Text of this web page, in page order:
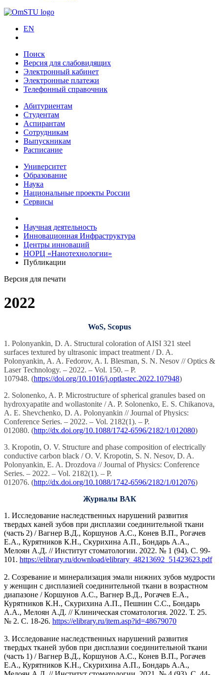
EN
Поиск
Версия для слабовидящих
Электронный кабинет
Электронные платежи
Телефонный справочник
Абитуриентам
Студентам
Аспирантам
Сотрудникам
Выпускникам
Расписание
Университет
Образование
Наука
Национальные проекты России
Сервисы
Научная деятельность
Инновационная Инфраструктура
Центры инноваций
НОРЦ «Нанотехнологии»
Публикации
Версия для печати
2022
WoS, Scopus
1. Polonyankin, D. A. Structural coloration of AISI 321 steel
surfaces textured by ultrasonic impact treatment / D. A.
Polonyankin, A. A. Fedorov, A. I. Blesman, S. N. Nesov // Optics &
Laser Technology. – 2022. – Vol. 150. – P.
107948. (https://doi.org/10.1016/j.optlastec.2022.107948)
2. Solonenko, A. P. Microstructure of spherical granules based on
hydroxyapatite and wollastonite / A. P. Solonenko, E. S. Chikanova,
A. E. Shevchenko, D. A. Polonyankin // Journal of Physics:
Conference Series. – 2022. – Vol. 2182(1). – P.
012080. (http://dx.doi.org/10.1088/1742-6596/2182/1/012080)
3. Kropotin, O. V. Structure and phase composition of electrically
conductive carbon black / O. V. Kropotin, S. N. Nesov, D. A.
Polonyankin, E. A. Drozdova // Journal of Physics: Conference
Series. – 2022. – Vol. 2182(1). – P.
012076. (http://dx.doi.org/10.1088/1742-6596/2182/1/012076)
Журналы ВАК
1. Исследование наследственных нарушений развития
твердых каней зубов при дисплазии соединительной ткани
(часть 2) / Вагнер В.Д., Коршунов А.С., Конев В.П., Рогачев
Е.А., Курятников К.Н., Скурихина А.П., Бондарь А.А.,
Мелоян А.Д. // Институт стоматологии. 2022. № 1 (94). С. 99-
101. https://elibrary.ru/download/elibrary_48213692_51423623.pdf
2. Созревание и минерализация эмали нижних зубов мудрости
у женщин с дисплазией соединительной ткани в возрастном
диапазоне / Коршунов А.С., Вагнер В.Д., Рогачев Е.А.,
Курятников К.Н., Скурихина А.П., Пешнин С.С., Бондарь
А.А., Мелоян А.Д. // Клиническая стоматология. 2022. Т. 25.
№ 2. С. 18-26. https://elibrary.ru/item.asp?id=48679070
3. Исследование наследственных нарушений развития
твердых тканей зубов при дисплазии соединительной ткани
(часть 1) / Вагнер В.Д., Коршунов А.С., Конев В.П., Рогачев
Е.А., Курятников К.Н., Скурихина А.П., Бондарь А.А.,